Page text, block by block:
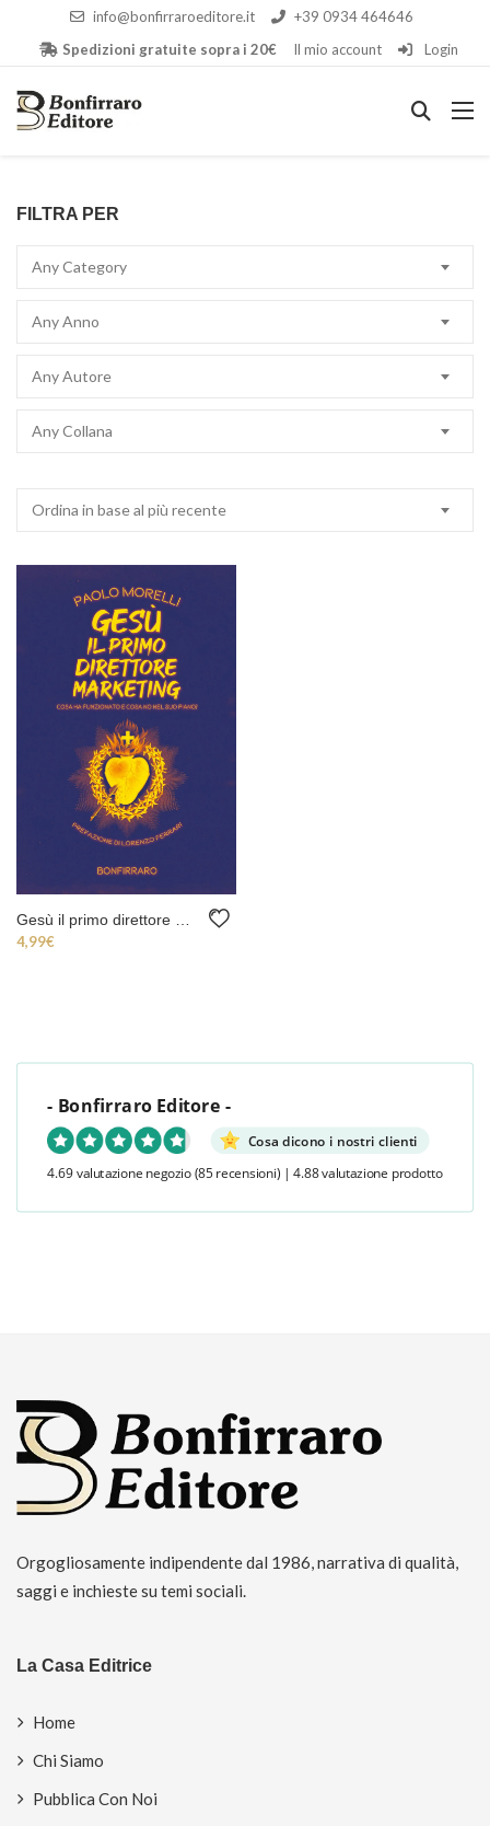
info@bonfirraroeditore.it
+39 0934 464646
Spedizioni gratuite sopra i 20€
Il mio account Login
FILTRA PER
Any Category
Any Anno
Any Autore
Any Collana
Ordina in base al più recente
4,99€
- Bonfirraro Editore -
Cosa dicono i nostri clienti
4.69 valutazione negozio (85 recensioni) | 4.88 valutazione prodotto
Orgogliosamente indipendente dal 1986, narrativa di qualità,
saggi e inchieste su temi sociali.
La Casa Editrice
Home
Chi Siamo
Pubblica Con Noi